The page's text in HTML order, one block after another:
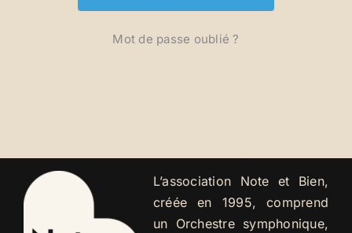
Mot de passe oublié ?
L’association Note et Bien,
créée en 1995, comprend
un Orchestre symphonique,